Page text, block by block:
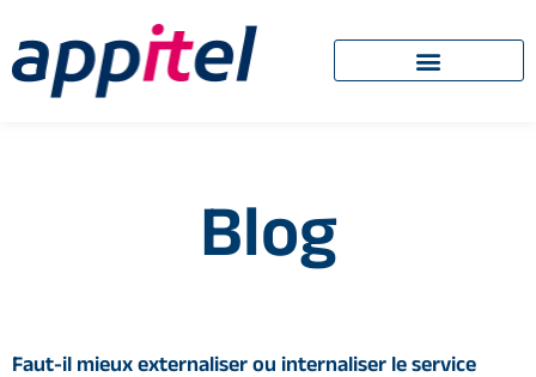
Blog
Faut-il mieux externaliser ou internaliser le service